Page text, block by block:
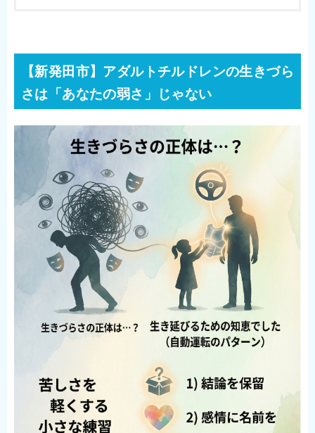
【新発田市】アダルトチルドレンの生きづら
さは「あなたの弱さ」じゃない